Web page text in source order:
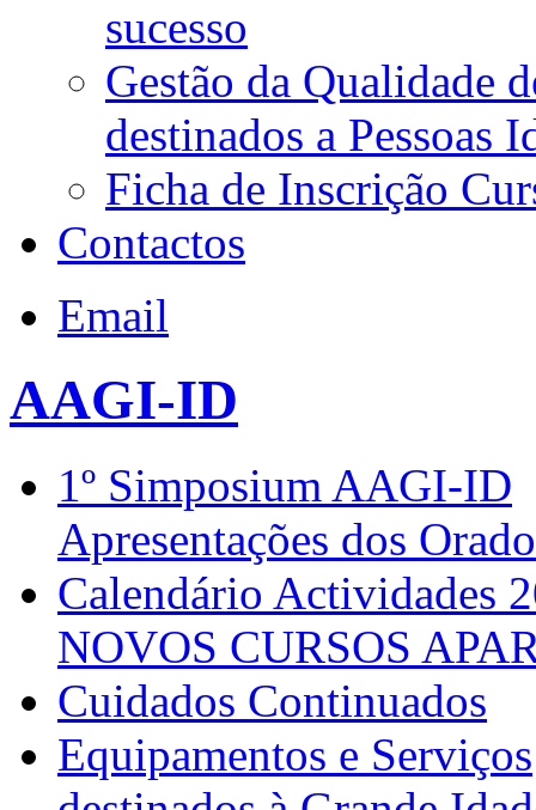
sucesso
Gestão da Qualidade
destinados a Pessoas
Ficha de Inscrição
Contactos
Email
AAGI-ID
1º Simposium AAGI-ID
Apresentações dos
Calendário Actividades
NOVOS CURSOS
Cuidados Continuados
Equipamentos e Serviços